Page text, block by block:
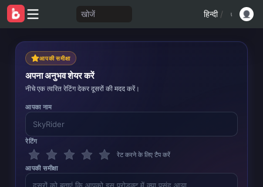
खोजें हिन्दी /
आपकी समीक्षा
अपना अनुभव शेयर करें
नीचे एक त्वरित रेटिंग देकर दूसरों की मदद करें।
आपका नाम
रेटिंग
रेट करने के लिए टैप करें
आपकी समीक्षा